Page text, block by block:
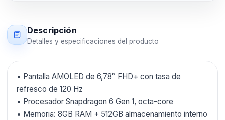
Descripción
Detalles y especificaciones del producto
• Pantalla AMOLED de 6,78″ FHD+ con tasa de
refresco de 120 Hz
• Procesador Snapdragon 6 Gen 1, octa-core
• Memoria: 8GB RAM + 512GB almacenamiento interno